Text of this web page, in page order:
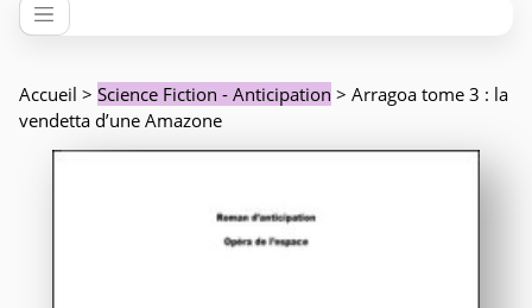
Accueil > Science Fiction - Anticipation > Arragoa tome 3 : la
vendetta d’une Amazone